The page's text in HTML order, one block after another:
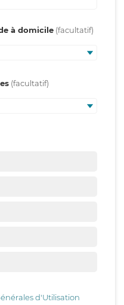
à domicile
d'Utilisation